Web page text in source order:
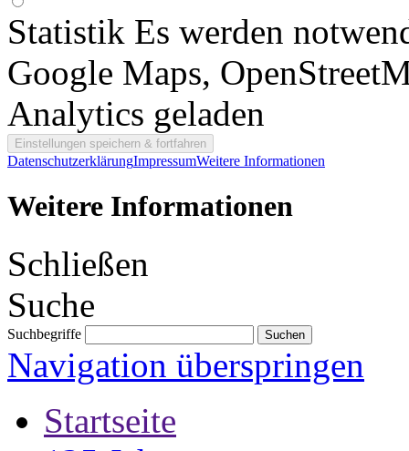
Statistik Es werden
Google Maps,
Analytics geladen
DatenschutzerklärungImpressumWeitere Informationen
Weitere Informationen
Schließen
Suche
Suchbegriffe
Navigation überspringen
Startseite